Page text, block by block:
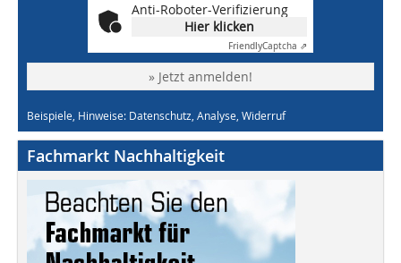
Anti-Roboter-Verifizierung
Hier klicken
FriendlyCaptcha ⇗
» Jetzt anmelden!
Beispiele, Hinweise: Datenschutz, Analyse, Widerruf
Fachmarkt Nachhaltigkeit